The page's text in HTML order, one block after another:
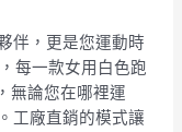
伴，更是您運動時
每一款女用白色跑
無論您在哪裡運
工廠直銷的模式讓